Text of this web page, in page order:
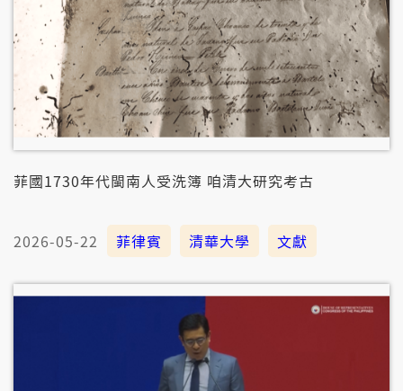
菲國1730年代閩南人受洗簿 咱清大研究考古
2026-05-22 菲律賓 清華大學 文獻